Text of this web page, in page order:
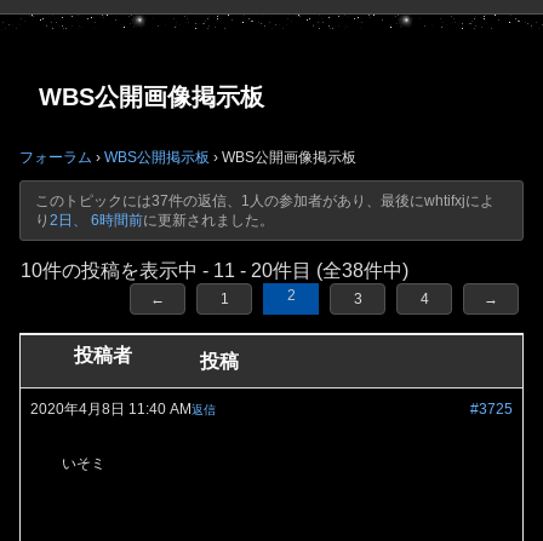
WBS公開画像掲示板
フォーラム › WBS公開掲示板 › WBS公開画像掲示板
このトピックには37件の返信、1人の参加者があり、最後にwhtifxjによ
り 2日、 6時間前に更新されました。
10件の投稿を表示中 - 11 - 20件目 (全38件中)
← 1 2 3 4 →
投稿者 投稿
2020年4月8日 11:40 AM #3725
返信
いそミ